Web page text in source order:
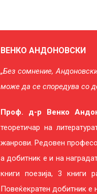
ВЕНКО АНДОНОВСКИ
„Без сомнение,
може да се споредува со
Проф. д-р Венко
теоретичар на
жанрови. Редовен
а добитник е и на
книги поезија, 3 книги
Повеќекратен добитник е